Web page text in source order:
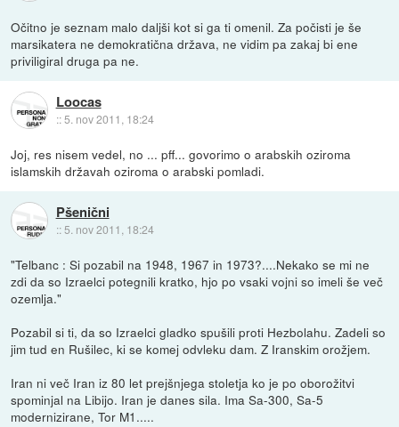
Očitno je seznam malo daljši kot si ga ti omenil. Za počisti je še
marsikatera ne demokratična država, ne vidim pa zakaj bi ene
priviligiral druga pa ne.
Loocas
::5. nov 2011, 18:24
Joj, res nisem vedel, no ... pff... govorimo o arabskih oziroma
islamskih državah oziroma o arabski pomladi.
Pšenični
:: 5. nov 2011, 18:24
"Telbanc : Si pozabil na 1948, 1967 in 1973?....Nekako se mi ne
zdi da so Izraelci potegnili kratko, hjo po vsaki vojni so imeli še več
ozemlja."
Pozabil si ti, da so Izraelci gladko spušili proti Hezbolahu. Zadeli so
jim tud en Rušilec, ki se komej odvleku dam. Z Iranskim orožjem.
Iran ni več Iran iz 80 let prejšnjega stoletja ko je po oborožitvi
spominjal na Libijo. Iran je danes sila. Ima Sa-300, Sa-5
modernizirane, Tor M1.....